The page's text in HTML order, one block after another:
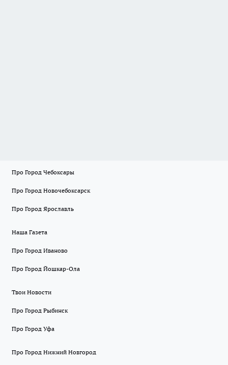
Про Город Чебоксары
Про Город Новочебоксарск
Про Город Ярославль
Наша Газета
Про Город Иваново
Про Город Йошкар-Ола
Твои Новости
Про Город Рыбинск
Про Город Уфа
Про Город Нижний Новгород